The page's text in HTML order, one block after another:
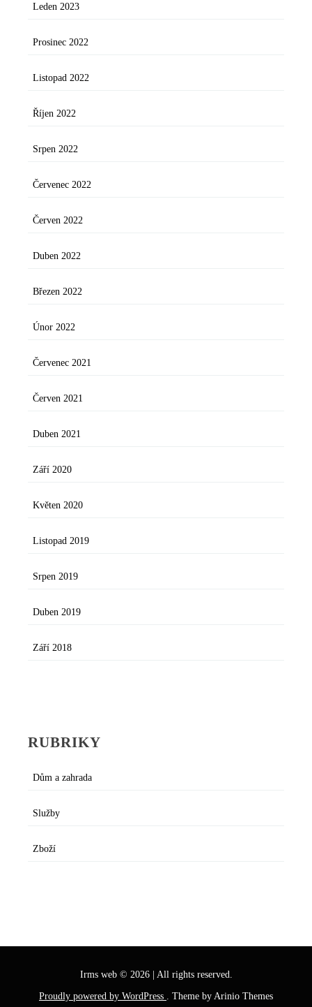
Leden 2023
Prosinec 2022
Listopad 2022
Říjen 2022
Srpen 2022
Červenec 2022
Červen 2022
Duben 2022
Březen 2022
Únor 2022
Červenec 2021
Červen 2021
Duben 2021
Září 2020
Květen 2020
Listopad 2019
Srpen 2019
Duben 2019
Září 2018
RUBRIKY
Dům a zahrada
Služby
Zboží
Irms web © 2026 All rights reserved.
Proudly powered by WordPress . Theme by Arinio Themes